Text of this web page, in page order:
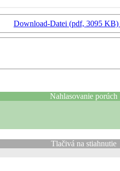
Download-Datei (pdf, 3095 KB)
Nahlasovanie porúch
Tlačivá na stiahnutie